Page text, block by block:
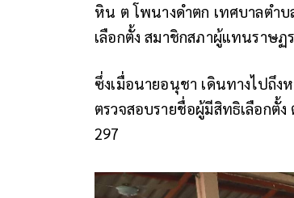
หิน ต โพนางดำตก เทศบาลตำ
เลือกตั้ง สมาชิกสภาผู้แทนราษฏ
ซึ่งเมื่อนายอนุชา เดินทางไปถึง
ตรวจสอบรายชื่อผู้มีสิทธิเลือกตั้
297